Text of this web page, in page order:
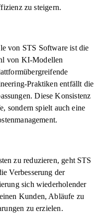
zu steigern.
von STS Software ist die
von KI-Modellen
Praktiken entfällt die
Diese Konsistenz
sondern spielt auch eine
zu reduzieren, geht STS
Verbesserung der
sich wiederholender
Kunden, Abläufe zu
zu erzielen.